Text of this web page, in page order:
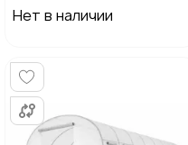
Нет в наличии